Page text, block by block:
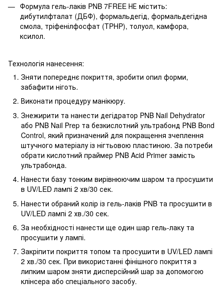
Формула гель-лаків PNB 7FREE НЕ містить:
дибутилфталат (ДБФ), формальдегід, формальдегідна
смола, тріфенілфосфат (TPHP), толуол, камфора,
ксилол.
Технологія нанесення:
Зняти попереднє покриття, зробити опил форми,
забафити ніготь.
Виконати процедуру манікюру.
Знежирити та нанести дегідратор PNB Nail Dehydrator
або PNB Nail Prep та безкислотний ультрабонд PNB Bond
Control, який призначений для покращення зчеплення
штучного матеріалу із нігтьовою пластиною. За потреби
обрати кислотний праймер PNB Acid Primer замість
ультрабонда.
Нанести базу тонким вирівнюючим шаром та просушити
в UV/LED лампі 2 хв/30 сек.
Нанести обраний колір із гель-лаків PNB та просушити в
UV/LED лампі 2 хв./30 сек.
За необхідності нанести ще один шар гель-лаку та
просушити у лампі.
Закріпити покриття топом та просушити в UV/LED лампі
2 хв./30 сек. При використанні фінішного покриття з
липким шаром зняти дисперсійний шар за допомогою
клінсера або cпеціального засобу.